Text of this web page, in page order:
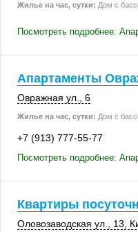
Жилье на час, сутки: Дом с
Посмотреть подробнее:
Апартаменты
Овражная ул., 6
Жилье на час, сутки: Дом с
+7 (913) 777-55-77
Посмотреть подробнее:
Квартиры
Оловозаводская ул., 13,